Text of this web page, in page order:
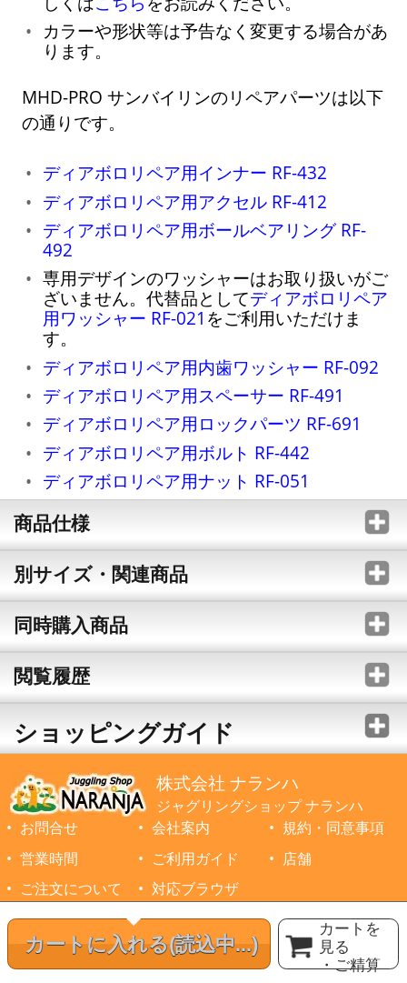
カートに入れる(読込中...)
カートを
見る
・ご精算
カラーや形状等は予告なく変更する場合があ
ります。
MHD-PRO サンバイリンのリペアパーツは以下
の通りです。
ディアボロリペア用インナー RF-432
ディアボロリペア用アクセル RF-412
ディアボロリペア用ボールベアリング RF-
492
専用デザインのワッシャーはお取り扱いがご
ざいません。代替品としてディアボロリペア
用ワッシャー RF-021 をご利用いただけま
す。
ディアボロリペア用内歯ワッシャー RF-092
ディアボロリペア用スペーサー RF-491
ディアボロリペア用ロックパーツ RF-691
ディアボロリペア用ボルト RF-442
ディアボロリペア用ナット RF-051
商品仕様
別サイズ・関連商品
同時購入商品
閲覧履歴
ショッピングガイド
株式会社 ナランハ
ジャグリングショップ ナランハ
お問合せ
会社案内
規約・同意事項
営業時間
ご利用ガイド
店舗
ご注文について
対応ブラウザ
©1999-2026 NARANJA Inc. All Rights Reserved.